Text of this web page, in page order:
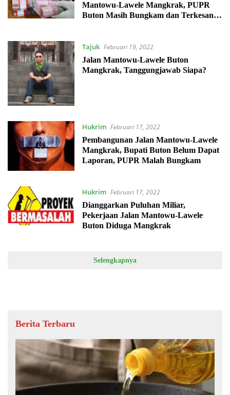
Mantowu-Lawele Mangkrak, PUPR
Buton Masih Bungkam dan Terkesan
Tajuk Februari 19, 2022
Jalan Mantowu-Lawele Buton
Mangkrak, Tanggungjawab Siapa?
Hukrim Februari 17, 2022
Pembangunan Jalan Mantowu-Lawele
Mangkrak, Bupati Buton Belum Dapat
Laporan, PUPR Malah Bungkam
Hukrim Februari 17, 2022
Dianggarkan Puluhan Miliar,
Pekerjaan Jalan Mantowu-Lawele
Buton Diduga Mangkrak
Selengkapnya
Berita Terbaru